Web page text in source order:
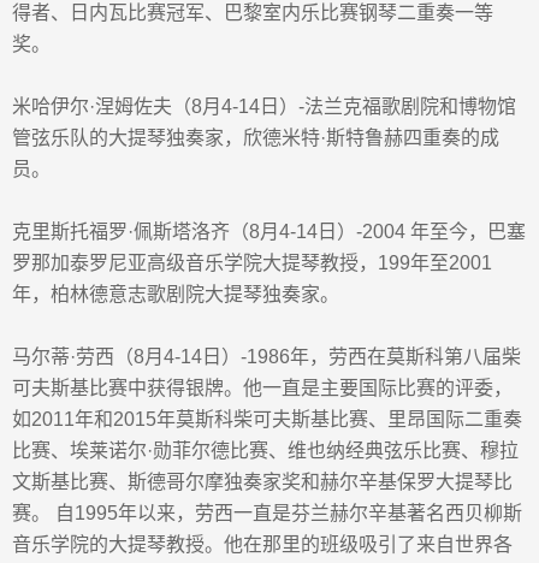
得者、日内瓦比赛冠军、巴黎室内乐比赛钢琴二重奏一等
奖。
米哈伊尔·涅姆佐夫 （8月 4-14 日） -法兰克福歌剧院和博物馆
管弦乐队的大提琴独奏家，欣德米特·斯特鲁赫四重奏的成
员。
克里斯托福罗·佩斯塔洛齐 （8月 4-14 日） -2004 年至今，巴塞
罗那加泰罗尼亚高级音乐学院大提琴教授， 199年至2001
年，柏林德意志歌剧院大提琴独奏家。
马尔蒂·劳西 （8月 4-14 日） -1986年， 劳西在莫斯科第八届柴
可夫斯基比赛中获得银牌。他一直是主要国际比赛的评委，
如2011年和2015年莫斯科柴可夫斯基比赛、里昂国际二重奏
比赛、埃莱诺尔·勋菲尔德比赛、维也纳经典弦乐比赛、穆拉
文斯基比赛、斯德哥尔摩独奏家奖和赫尔辛基保罗大提琴比
赛。 自1995年以来， 劳西一直是芬兰赫尔辛基著名西贝柳斯
音乐学院的大提琴教授。他在那里的班级吸引了来自世界各